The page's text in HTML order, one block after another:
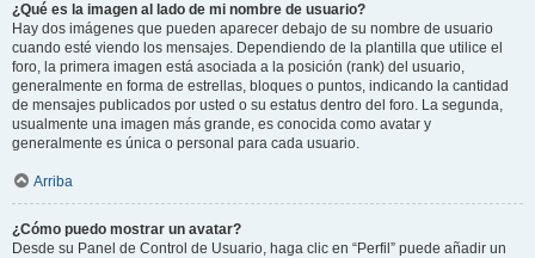
¿Qué es la imagen al lado de mi nombre de usuario?
Hay dos imágenes que pueden aparecer debajo de su nombre de usuario
cuando esté viendo los mensajes. Dependiendo de la plantilla que utilice el
foro, la primera imagen está asociada a la posición (rank) del usuario,
generalmente en forma de estrellas, bloques o puntos, indicando la cantidad
de mensajes publicados por usted o su estatus dentro del foro. La segunda,
usualmente una imagen más grande, es conocida como avatar y
generalmente es única o personal para cada usuario.
Arriba
¿Cómo puedo mostrar un avatar?
Desde su Panel de Control de Usuario, haga clic en “Perfil” puede añadir un